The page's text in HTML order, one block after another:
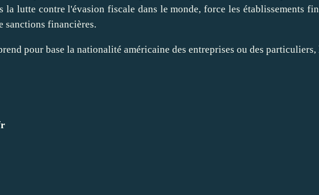
la lutte contre l'évasion fiscale dans le monde, force les établissements
sanctions financières.
pour base la nationalité américaine des entreprises ou des